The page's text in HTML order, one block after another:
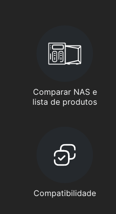
Comparar NAS e
lista de produtos
Compatibilidade